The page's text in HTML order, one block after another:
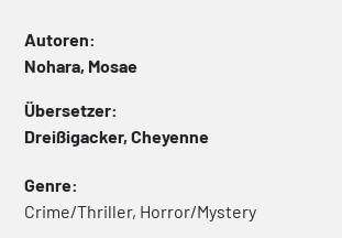
Autoren:
Nohara, Mosae
Übersetzer:
Dreißigacker, Cheyenne
Genre:
Crime/Thriller, Horror/Mystery